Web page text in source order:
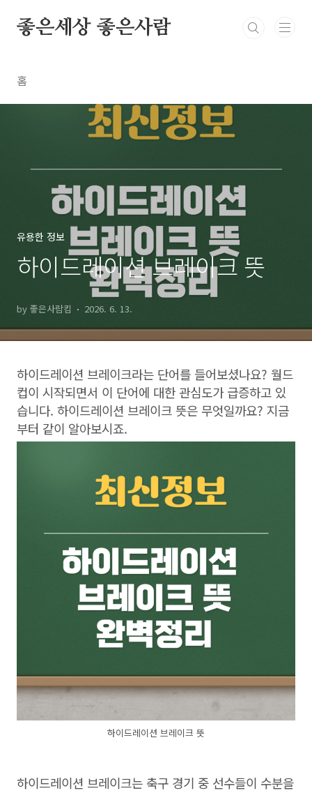
좋은세상 좋은사람
홈
유용한 정보
하이드레이션 브레이크 뜻
by 좋은사람킴 2026. 6. 13.
하이드레이션 브레이크라는 단어를 들어보셨나요? 월드
컵이 시작되면서 이 단어에 대한 관심도가 급증하고 있
습니다. 하이드레이션 브레이크 뜻은 무엇일까요? 지금
부터 같이 알아보시죠.
하이드레이션 브레이크 뜻
하이드레이션 브레이크는 축구 경기 중 선수들이 수분을